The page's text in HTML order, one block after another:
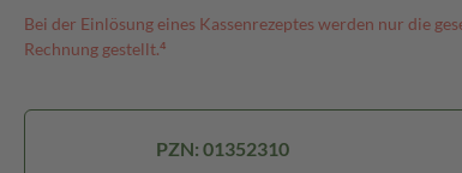
Bei der Einlösung eines Kassenrezeptes werden nur die
Rechnung gestellt.⁴
PZN: 01352310